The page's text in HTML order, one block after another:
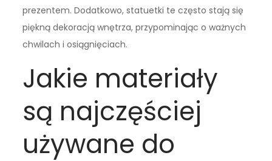
prezentem. Dodatkowo, statuetki te często stają się
piękną dekoracją wnętrza, przypominając o ważnych
chwilach i osiągnięciach.
Jakie materiały
są najczęściej
używane do